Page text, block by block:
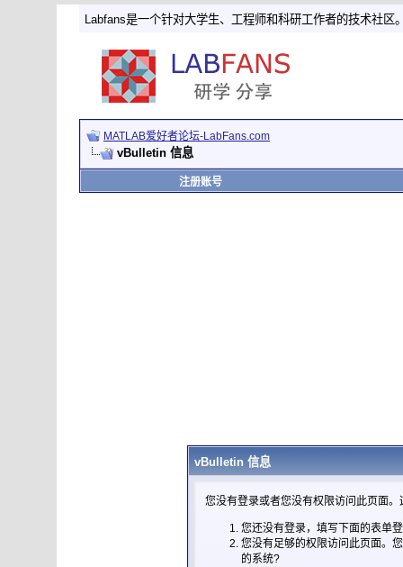
Labfans是一个针对大学生、工程师和科研工作者的技术社区
MATLAB爱好者论坛-LabFans.com
vBulletin 信息
注册账号
vBulletin 信息
您没有登录或者您没有权限访问此页面
您还没有登录，填写下面的表单
您没有足够的权限访问此页面。
的系统?